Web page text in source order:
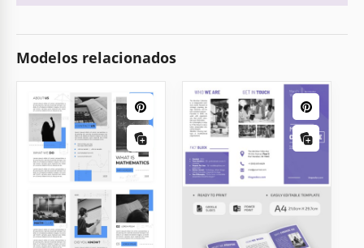
Modelos relacionados